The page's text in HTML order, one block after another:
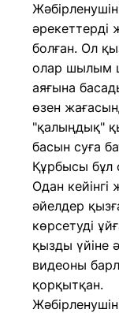
әрекеттерді
болған. Ол
олар шылым
аяғына
өзен
"қалыңдық"
басын суға
Құрбысы бұл
Одан
әйелдер
көрсетуді
қызды үйіне
видеоны
қорқытқан.